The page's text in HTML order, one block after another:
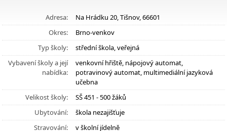
Adresa:
Na Hrádku 20, Tišnov, 66601
Okres:
Brno-venkov
Typ školy:
střední škola, veřejná
Vybavení školy a její
nabídka:
venkovní hřiště, nápojový automat,
potravinový automat, multimediální jazyková
učebna
Velikost školy:
SŠ 451 - 500 žáků
Ubytování:
škola nezajišťuje
Stravování:
v školní jídelně